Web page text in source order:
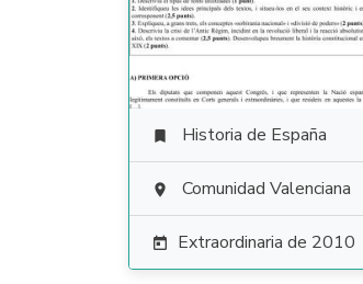
 Historia de España
 Comunidad Valenciana
 Extraordinaria de 2010